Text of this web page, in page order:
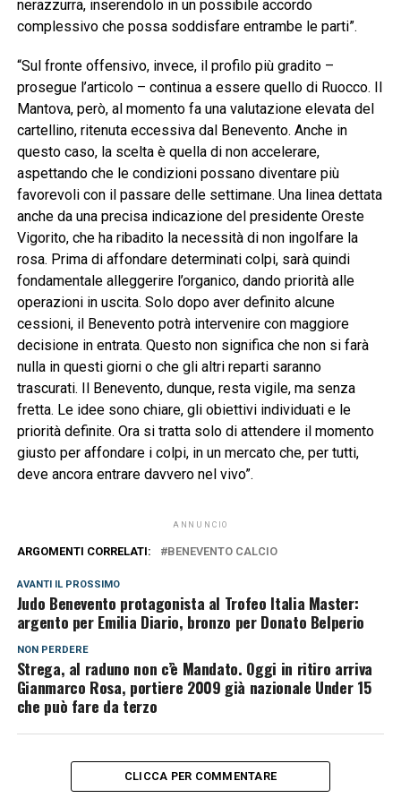
nerazzurra, inserendolo in un possibile accordo
complessivo che possa soddisfare entrambe le parti”.
“Sul fronte offensivo, invece, il profilo più gradito –
prosegue l’articolo – continua a essere quello di Ruocco. Il
Mantova, però, al momento fa una valutazione elevata del
cartellino, ritenuta eccessiva dal Benevento. Anche in
questo caso, la scelta è quella di non accelerare,
aspettando che le condizioni possano diventare più
favorevoli con il passare delle settimane. Una linea dettata
anche da una precisa indicazione del presidente Oreste
Vigorito, che ha ribadito la necessità di non ingolfare la
rosa. Prima di affondare determinati colpi, sarà quindi
fondamentale alleggerire l’organico, dando priorità alle
operazioni in uscita. Solo dopo aver definito alcune
cessioni, il Benevento potrà intervenire con maggiore
decisione in entrata. Questo non significa che non si farà
nulla in questi giorni o che gli altri reparti saranno
trascurati. Il Benevento, dunque, resta vigile, ma senza
fretta. Le idee sono chiare, gli obiettivi individuati e le
priorità definite. Ora si tratta solo di attendere il momento
giusto per affondare i colpi, in un mercato che, per tutti,
deve ancora entrare davvero nel vivo”.
ANNUNCIO
ARGOMENTI CORRELATI: BENEVENTO CALCIO
AVANTI IL ​​PROSSIMO
Judo Benevento protagonista al Trofeo Italia Master:
argento per Emilia Diario, bronzo per Donato Belperio
NON PERDERE
Strega, al raduno non c’è Mandato. Oggi in ritiro arriva
Gianmarco Rosa, portiere 2009 già nazionale Under 15
che può fare da terzo
CLICCA PER COMMENTARE